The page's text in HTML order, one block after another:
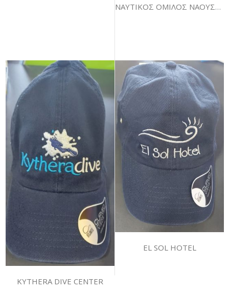
ΝΑΥΤΙΚΟΣ ΟΜΙΛΟΣ ΝΑΟΥΣΑΣ ΠΑΡΟΥ "ΝΑΙΑΣ"
KYTHERA DIVE CENTER
EL SOL HOTEL